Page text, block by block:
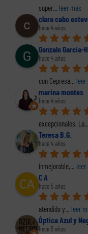
super... leer más
clara cabo
hace 4 años
Gonzalo Garcia-
hace 4 años
con Cepresa... leer
marina montes
hace 4 años
excepcionales. La...
Teresa B.G.
hace 4 años
inmejorable,... leer
C A
hace 5 años
atendido y... leer
Óptica Azul y
hace 5 años